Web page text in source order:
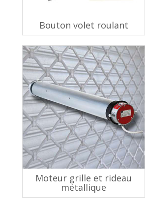
Bouton volet roulant
Moteur grille et rideau
métallique